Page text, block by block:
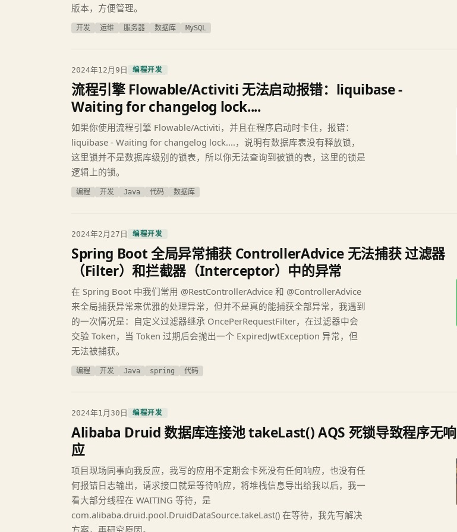
版本，方便管理。
开发 运维 服务器 数据库 MySQL
2024年12月9日 编程开发
流程引擎 Flowable/Activiti 无法启动报错：liquibase -
Waiting for changelog lock....
如果你使用流程引擎 Flowable/Activiti，并且在程序启动时卡住，报错：
liquibase - Waiting for changelog lock....，说明有数据库表没有释放锁，
这里锁并不是数据库级别的锁表，所以你无法查询到被锁的表，这里的锁是
逻辑上的锁。
编程 开发 Java 代码 数据库
2024年2月27日 编程开发
Spring Boot 全局异常捕获 ControllerAdvice 无法捕获 过滤器
（Filter）和拦截器（Interceptor）中的异常
在 Spring Boot 中我们常用 @RestControllerAdvice 和 @ControllerAdvice
来全局捕获异常来优雅的处理异常，但并不是真的能捕获全部异常，我遇到
的一次情况是：自定义过滤器继承 OncePerRequestFilter，在过滤器中会
交验 Token，当 Token 过期后会抛出一个 ExpiredJwtException 异常，但
无法被捕获。
编程 开发 Java spring 代码
2024年1月30日 编程开发
Alibaba Druid 数据库连接池 takeLast() AQS 死锁导致程序无响
应
项目现场同事向我反应，我写的应用不定期会卡死没有任何响应，也没有任
何报错日志输出，请求接口就是等待响应，将堆栈信息导出给我以后，我一
看大部分线程在 WAITING 等待，是
com.alibaba.druid.pool.DruidDataSource.takeLast() 在等待，我先写解决
方案，再研究原因。